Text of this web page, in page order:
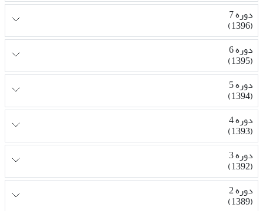
دوره 7
(1396)
دوره 6
(1395)
دوره 5
(1394)
دوره 4
(1393)
دوره 3
(1392)
دوره 2
(1389)